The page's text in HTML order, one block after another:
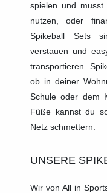
spielen und musst
nutzen, oder
Spikeball Sets
verstauen und
transportieren.
ob in deiner
Schule oder dem
Füße kannst du
Netz schmettern.
UNSERE
Wir von All in